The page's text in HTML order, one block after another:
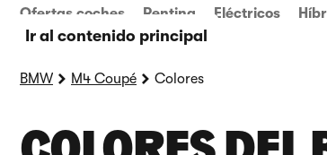
Ir al contenido principal
Ofertas coches Renting Eléctricos
BMW M4 Coupé Colores